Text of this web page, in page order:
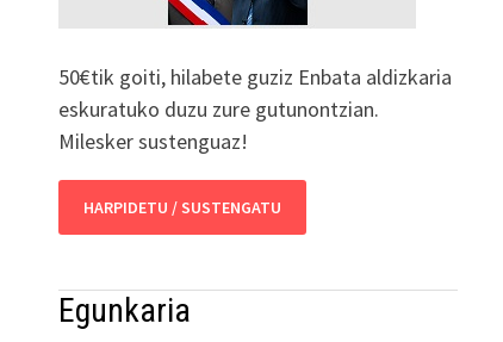
50€tik goiti, hilabete guziz Enbata aldizkaria
eskuratuko duzu zure gutunontzian.
Milesker sustenguaz!
HARPIDETU / SUSTENGATU
Egunkaria